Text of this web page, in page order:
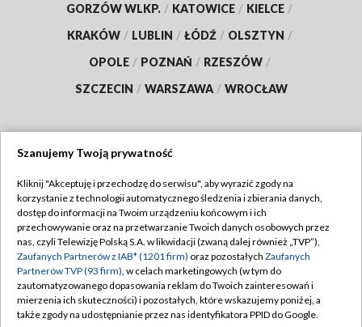
GORZÓW WLKP. / KATOWICE / KIELCE /
KRAKÓW / LUBLIN / ŁÓDŹ / OLSZTYN /
OPOLE / POZNAŃ / RZESZÓW /
SZCZECIN / WARSZAWA / WROCŁAW
TVP
Abonament TVP
Emisja w TVP
Centrum informacji TVP
Naziemna Telewizja Cyfrowa
Regulamin TVP
Polityka prywatności
Moje zgody
Pomoc
Szanujemy Twoją prywatność
Kliknij "Akceptuję i przechodzę do serwisu", aby wyrazić zgody na
korzystanie z technologii automatycznego śledzenia i zbierania danych,
dostęp do informacji na Twoim urządzeniu końcowym i ich
przechowywanie oraz na przetwarzanie Twoich danych osobowych przez
nas, czyli Telewizję Polską S.A. w likwidacji (zwaną dalej również „TVP”),
Zaufanych Partnerów z IAB* (1201 firm) oraz pozostałych Zaufanych
Partnerów TVP (93 firm), w celach marketingowych (w tym do
zautomatyzowanego dopasowania reklam do Twoich zainteresowań i
mierzenia ich skuteczności) i pozostałych, które wskazujemy poniżej, a
także zgody na udostępnianie przez nas identyfikatora PPID do Google.